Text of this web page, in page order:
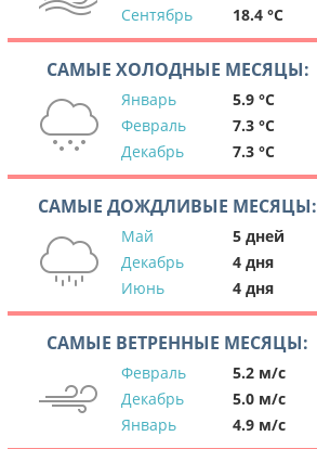
Сентябрь
18.4 °C
САМЫЕ ХОЛОДНЫЕ МЕСЯЦЫ:
Январь
5.9 °C
Февраль
7.3 °C
Декабрь
7.3 °C
САМЫЕ ДОЖДЛИВЫЕ МЕСЯЦЫ:
Май
5 дней
Декабрь
4 дня
Июнь
4 дня
САМЫЕ ВЕТРЕННЫЕ МЕСЯЦЫ:
Февраль
5.2 м/с
Декабрь
5.0 м/с
Январь
4.9 м/с